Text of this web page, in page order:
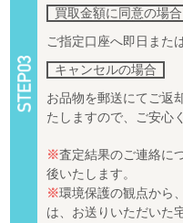
買取金額に同意の場合
ご指定口座へ即日また
キャンセルの場合
お品物を郵送にてご返
たしますので、ご安心
※査定結果のご連絡に
後いたします。
※環境保護の観点から
は、お送りいただいた